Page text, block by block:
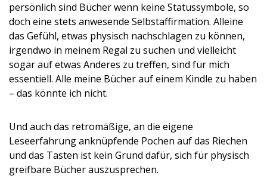
persönlich sind Bücher wenn keine Statussymbole, so
doch eine stets anwesende Selbstaffirmation. Alleine
das Gefühl, etwas physisch nachschlagen zu können,
irgendwo in meinem Regal zu suchen und vielleicht
sogar auf etwas Anderes zu treffen, sind für mich
essentiell. Alle meine Bücher auf einem Kindle zu haben
– das könnte ich nicht.
Und auch das retromäßige, an die eigene
Leseerfahrung anknüpfende Pochen auf das Riechen
und das Tasten ist kein Grund dafür, sich für physisch
greifbare Bücher auszusprechen.